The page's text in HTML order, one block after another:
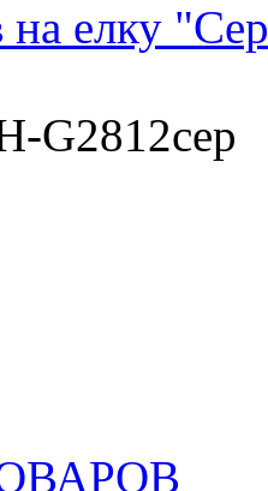
елку
G2812сер